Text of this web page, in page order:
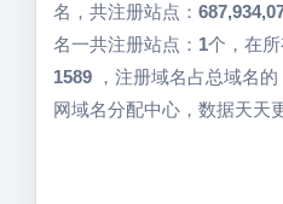
名，共注册站点：
名一共注册站点： 1个，在
1589，注册域名占总域名的
网域名分配中心，数据天天